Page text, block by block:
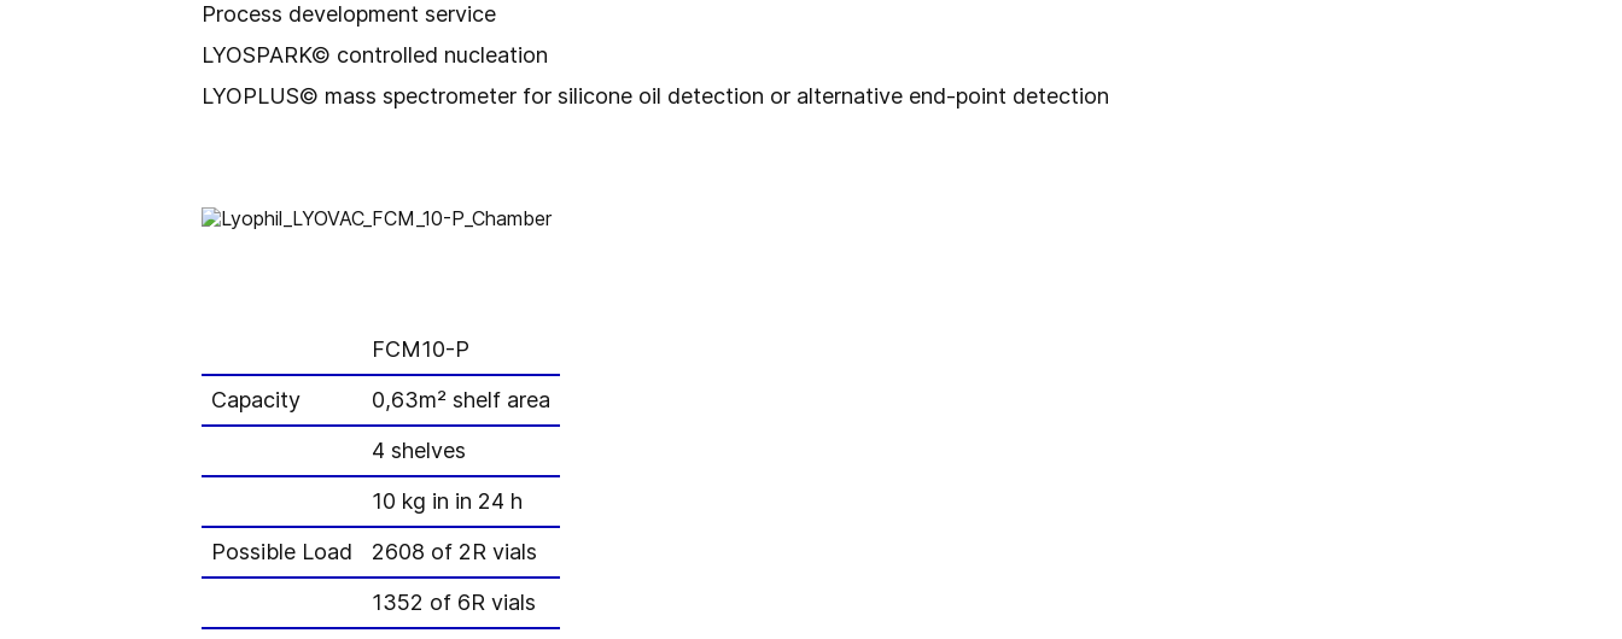
Process development service
LYOSPARK© controlled nucleation
LYOPLUS© mass spectrometer for silicone oil detection or alternative end-point detection
FCM10-P
Capacity
0,63m² shelf area
4 shelves
10 kg in in 24 h
Possible Load
2608 of 2R vials
1352 of 6R vials